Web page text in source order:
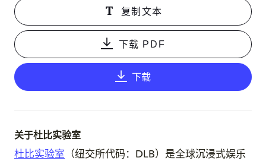
复制文本
下载 PDF
下载
关于杜比实验室
杜比实验室 （纽交所代码：DLB）是全球沉浸式娱乐